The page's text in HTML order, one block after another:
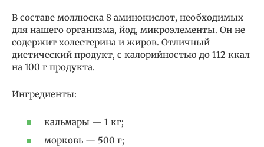
В составе моллюска 8 аминокислот, необходимых
для нашего организма, йод, микроэлементы. Он не
содержит холестерина и жиров. Отличный
диетический продукт, с калорийностью до 112 ккал
на 100 г продукта.
Ингредиенты:
кальмары — 1 кг;
морковь — 500 г;